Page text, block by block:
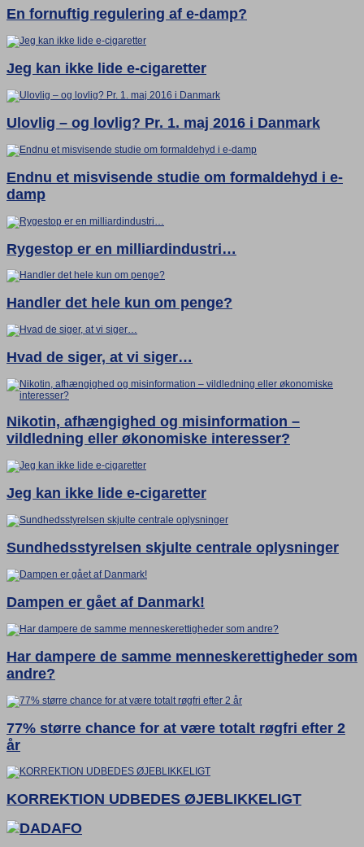
En fornuftig regulering af e-damp?
Jeg kan ikke lide e-cigaretter
Ulovlig – og lovlig? Pr. 1. maj 2016 i Danmark
Endnu et misvisende studie om formaldehyd i e-
damp
Rygestop er en milliardindustri…
Handler det hele kun om penge?
Hvad de siger, at vi siger…
Nikotin, afhængighed og misinformation –
vildledning eller økonomiske interesser?
Jeg kan ikke lide e-cigaretter
Sundhedsstyrelsen skjulte centrale oplysninger
Dampen er gået af Danmark!
Har dampere de samme menneskerettigheder som
andre?
77% større chance for at være totalt røgfri efter 2
år
KORREKTION UDBEDES ØJEBLIKKELIGT